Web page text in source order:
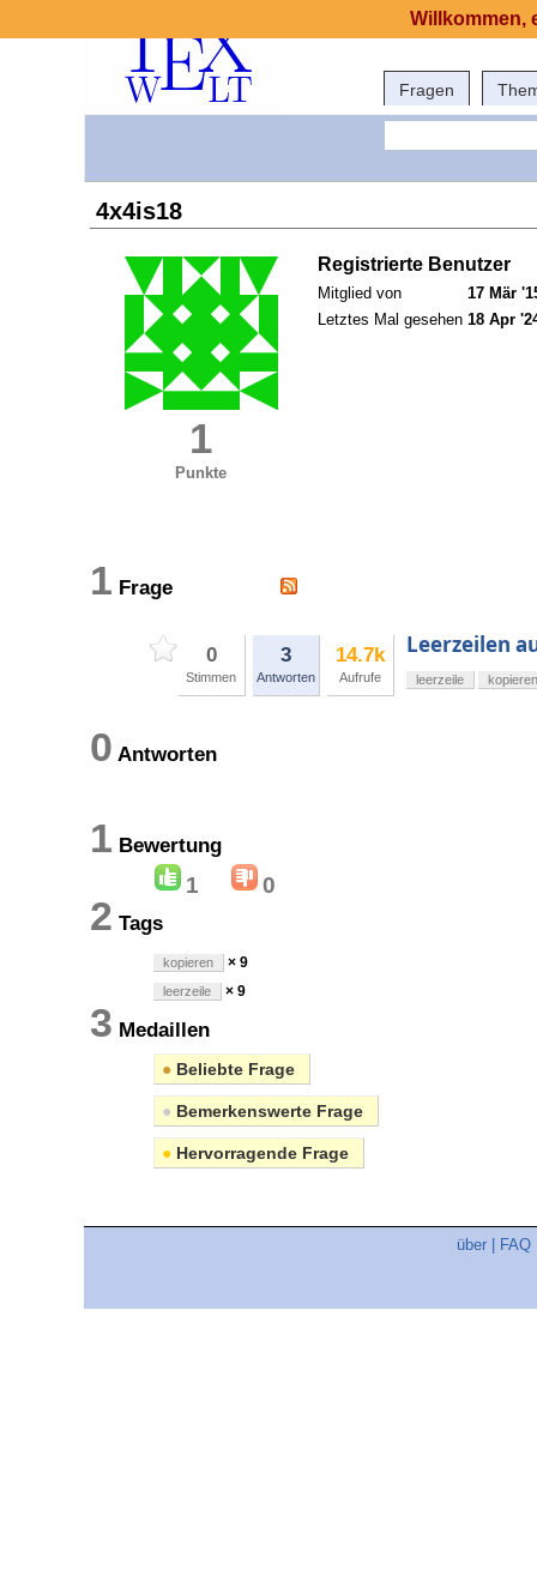
Fragen
4x4is18
1
Punkte
Registrierte Benutzer
Mitglied von
17 Mär
Letztes Mal gesehen 18 Apr
1 Frage
0
Stimmen
3
Antworten
14.7k
Aufrufe
Leerzeilen
leerzeile kopieren
0 Antworten
1 Bewertung
1 0
2 Tags
kopieren × 9
leerzeile × 9
3 Medaillen
● Beliebte Frage
● Bemerkenswerte Frage
● Hervorragende Frage
über FAQ
Willkommen,